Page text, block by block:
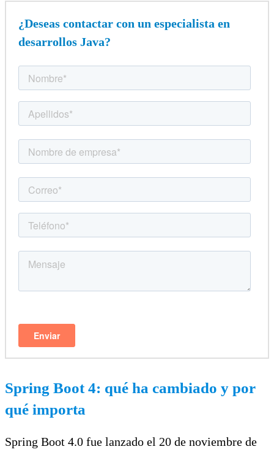
¿Deseas contactar con un especialista en
desarrollos Java?
Spring Boot 4: qué ha cambiado y por
qué importa
Spring Boot 4.0 fue lanzado el 20 de noviembre de